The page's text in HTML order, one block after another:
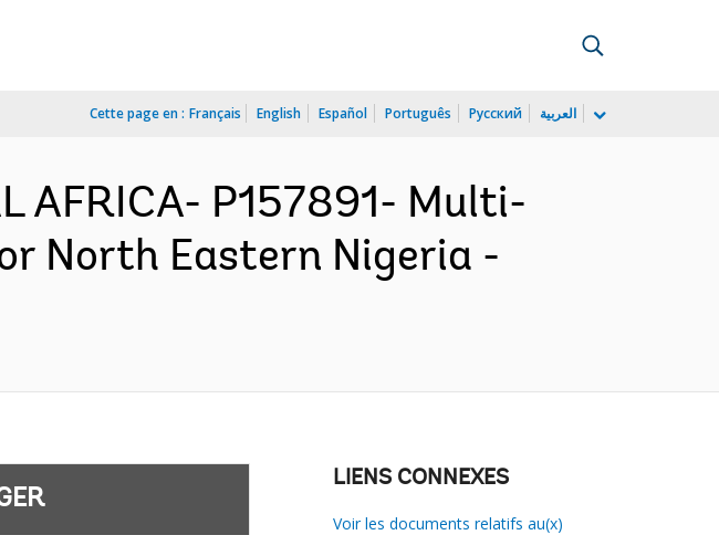
Cette page en : Français English Español Português Русский العربية
AFRICA- P157891- Multi-
North Eastern Nigeria -
LIENS CONNEXES
Voir les documents relatifs au(x)